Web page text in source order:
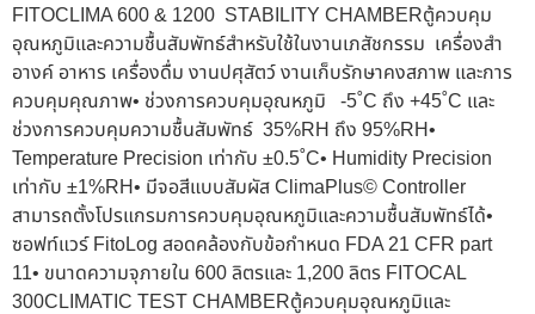
FITOCLIMA 600 & 1200 STABILITY CHAMBERตู้ควบคุม
อุณหภูมิและความชื้นสัมพัทธ์สำหรับใช้ในงานเภสัชกรรม เครื่องสำ
อางค์ อาหาร เครื่องดื่ม งานปศุสัตว์ งานเก็บรักษาคงสภาพ และการ
ควบคุมคุณภาพ• ช่วงการควบคุมอุณหภูมิ -5˚C ถึง +45˚C และ
ช่วงการควบคุมความชื้นสัมพัทธ์ 35%RH ถึง 95%RH•
Temperature Precision เท่ากับ ±0.5˚C• Humidity Precision
เท่ากับ ±1%RH• มีจอสีแบบสัมผัส ClimaPlus© Controller
สามารถตั้งโปรแกรมการควบคุมอุณหภูมิและความชื้นสัมพัทธ์ได้•
ซอฟท์แวร์ FitoLog สอดคล้องกับข้อกำหนด FDA 21 CFR part
11• ขนาดความจุภายใน 600 ลิตรและ 1,200 ลิตร FITOCAL
300CLIMATIC TEST CHAMBERตู้ควบคุมอุณหภูมิและ